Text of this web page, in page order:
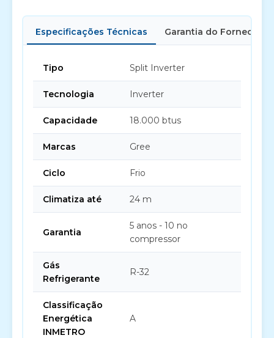
Especificações Técnicas Garantia do Fornecedor
Tipo Split Inverter
Tecnologia Inverter
Capacidade 18.000 btus
Marcas Gree
Ciclo Frio
Climatiza até 24 m
Garantia
5 anos - 10 no
compressor
Gás
Refrigerante
R-32
Classificação
Energética
INMETRO
A